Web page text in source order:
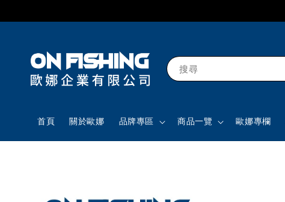
搜尋
首頁 關於歐娜 品牌專區 商品一覽 歐娜專欄